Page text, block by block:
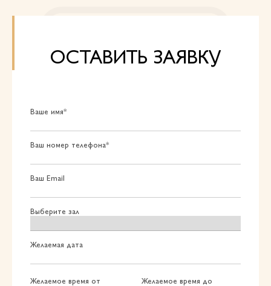
ОСТАВИТЬ ЗАЯВКУ
Ваше имя*
Ваш номер телефона*
Ваш Email
Выберите зал
Желаемая дата
Желаемое время от Желаемое время до